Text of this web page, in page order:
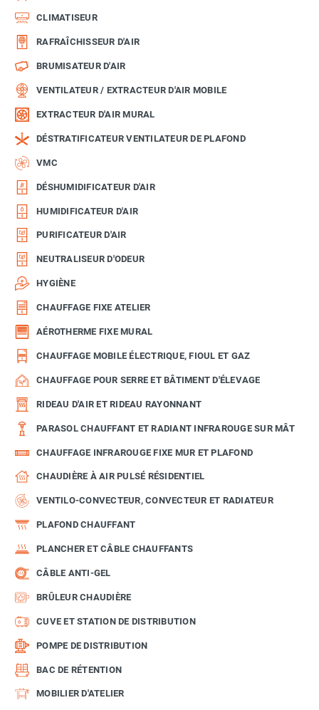
CLIMATISEUR
RAFRAÎCHISSEUR D'AIR
BRUMISATEUR D'AIR
VENTILATEUR / EXTRACTEUR D'AIR MOBILE
EXTRACTEUR D'AIR MURAL
DÉSTRATIFICATEUR VENTILATEUR DE PLAFOND
VMC
DÉSHUMIDIFICATEUR D'AIR
HUMIDIFICATEUR D'AIR
PURIFICATEUR D'AIR
NEUTRALISEUR D'ODEUR
HYGIÈNE
CHAUFFAGE FIXE ATELIER
AÉROTHERME FIXE MURAL
CHAUFFAGE MOBILE ÉLECTRIQUE, FIOUL ET GAZ
CHAUFFAGE POUR SERRE ET BÂTIMENT D'ÉLEVAGE
RIDEAU D'AIR ET RIDEAU RAYONNANT
PARASOL CHAUFFANT ET RADIANT INFRAROUGE SUR MÂT
CHAUFFAGE INFRAROUGE FIXE MUR ET PLAFOND
CHAUDIÈRE À AIR PULSÉ RÉSIDENTIEL
VENTILO-CONVECTEUR, CONVECTEUR ET RADIATEUR
PLAFOND CHAUFFANT
PLANCHER ET CÂBLE CHAUFFANTS
CÂBLE ANTI-GEL
BRÛLEUR CHAUDIÈRE
CUVE ET STATION DE DISTRIBUTION
POMPE DE DISTRIBUTION
BAC DE RÉTENTION
MOBILIER D'ATELIER